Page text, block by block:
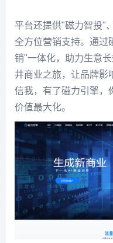
平台还提供"磁力智投"
全方位营销支持。通过
销"一体化，助力生意
井商业之旅，让品牌影
信我，有了磁力引擎，
价值最大化。